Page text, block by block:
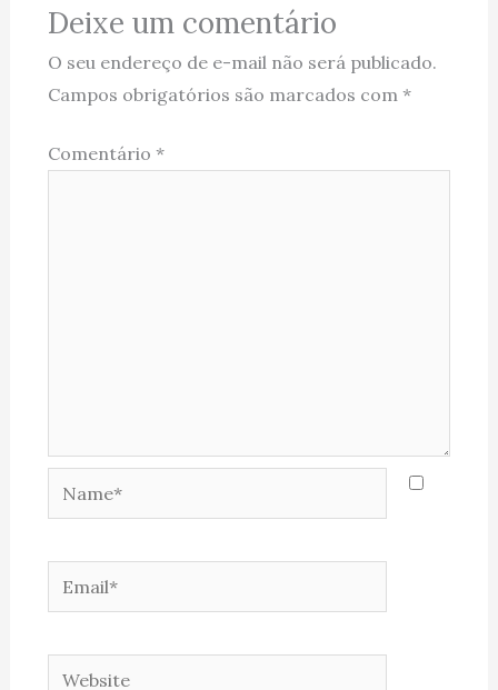
Deixe um comentário
O seu endereço de e-mail não será publicado.
Campos obrigatórios são marcados com *
Comentário *
Name*
Email*
Website